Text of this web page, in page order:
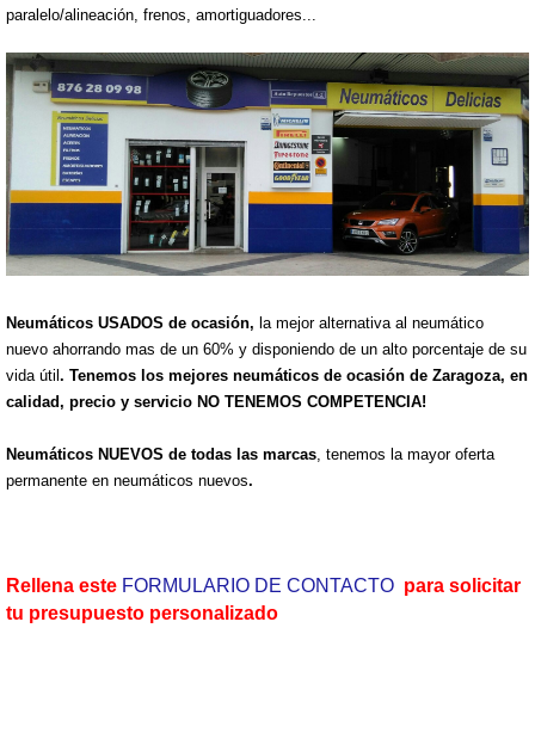
paralelo/alineación, frenos, amortiguadores...
Neumáticos USADOS de ocasión, la mejor alternativa al neumático
nuevo ahorrando mas de un 60% y disponiendo de un alto porcentaje de su
vida útil . Tenemos los mejores neumáticos de ocasión de Zaragoza, en
calidad, precio y servicio NO TENEMOS COMPETENCIA!
Neumáticos NUEVOS de todas las marcas, tenemos la mayor oferta
permanente en neumáticos nuevos.
Rellena este FORMULARIO DE CONTACTO para solicitar
tu presupuesto personalizado